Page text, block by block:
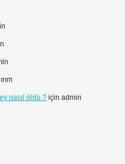
nasıl öldü ? için admin